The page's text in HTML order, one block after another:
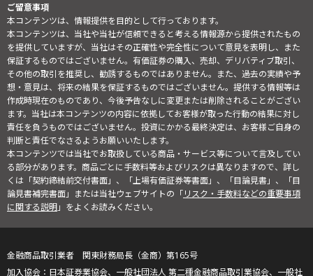
ご留意事項
本コンテンツは、情報提供を目的として行っております。
本コンテンツは、当社や当社が信頼できると考える情報源から提供されたもの
を提供していますが、当社はその正確性や完全性について意見を表明し、また
保証するものではございません。有価証券の購入、売却、デリバティブ取引、
その他の取引を推奨し、勧誘するものではありません。また、過去の実績や予
想・意見は、将来の結果を保証するものではございません。提供する情報等は
作成時現在のものであり、今後予告なしに変更または削除されることがござい
ます。当社は本コンテンツの内容に依拠してお客様が取った行動の結果に対し
責任を負うものではございません。投資にかかる最終決定は、お客様ご自身の
判断と責任でなさるようお願いいたします。
本コンテンツでは当社でお取扱している商品・サービス等について言及してい
る部分があります。商品ごとに手数料等およびリスクは異なりますので、詳し
くは「契約締結前交付書面」、「上場有価証券等書面」、「目論見書」、「目
論見書補完書面」または当社ウェブサイトの「リスク・手数料などの重要事項
に関する説明」をよくお読みください。
金融商品取引業者 関東財務局長（金商）第165号
日本証券業協会、一般社団法人 第二種金融商品取引業協会、一般社